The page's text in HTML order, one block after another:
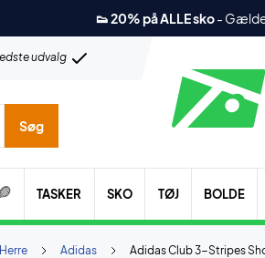
👟 20% på ALLE sko-
udvalg
Søg
TASKER SKO TØJ BOLDE
Adidas Club 3-Stripes
Adidas
Herre